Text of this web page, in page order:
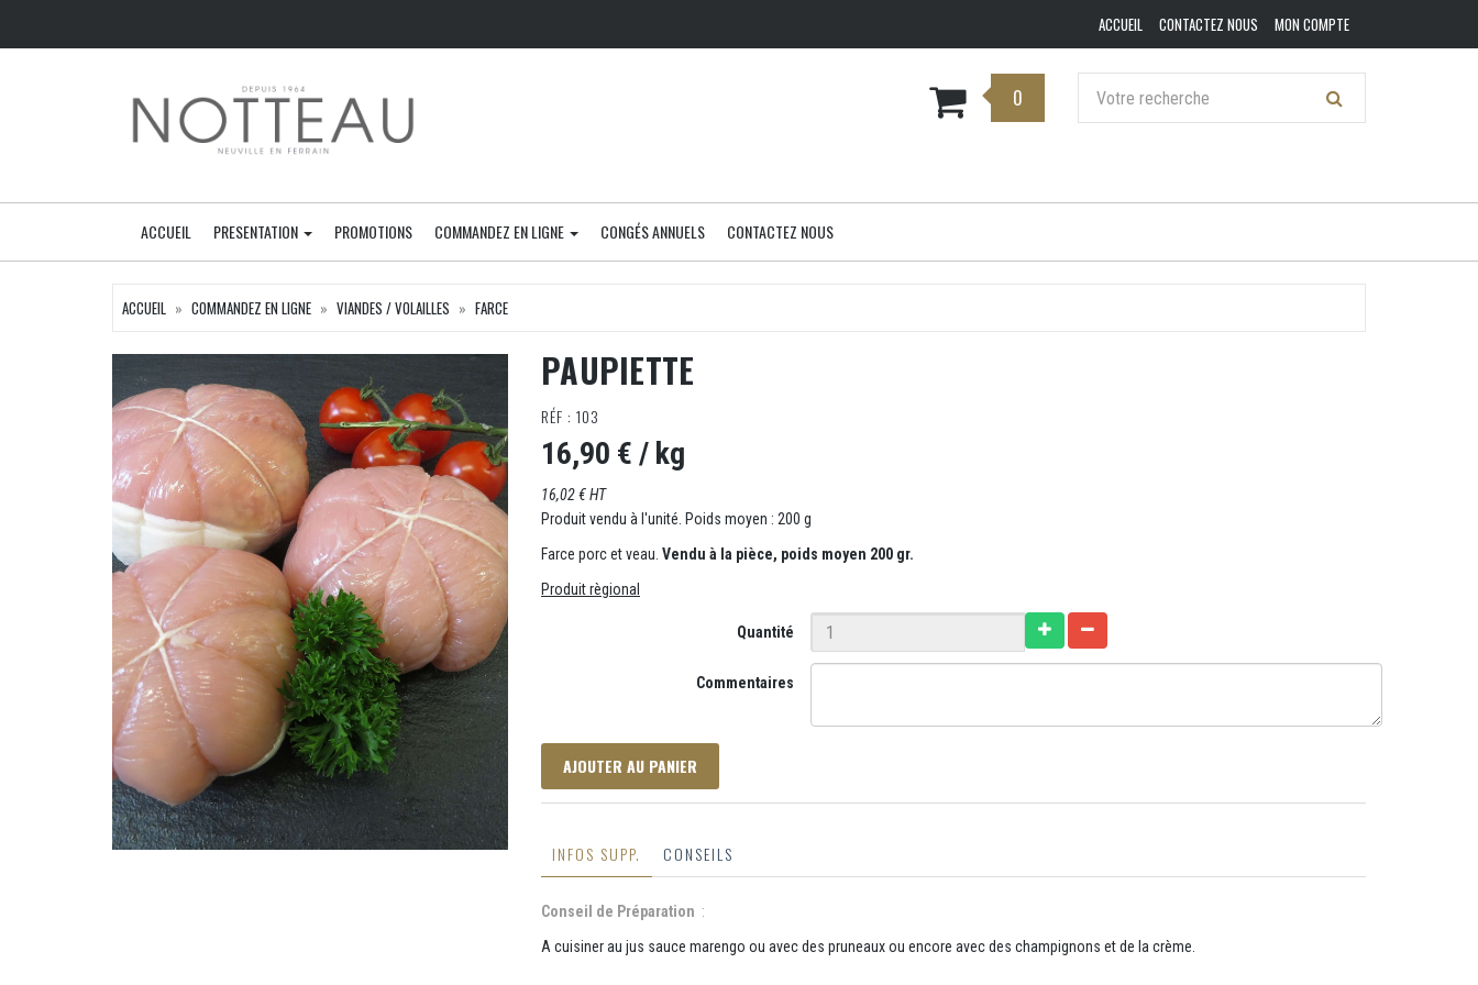
ACCUEIL CONTACTEZ NOUS MON COMPTE
0
ACCUEIL PRESENTATION PROMOTIONS COMMANDEZ EN LIGNE CONGÉS ANNUELS CONTACTEZ NOUS
ACCUEIL COMMANDEZ EN LIGNE VIANDES / VOLAILLES FARCE
PAUPIETTE
RÉF : 103
16,90 € / kg
16,02 € HT
Produit vendu à l'unité. Poids moyen : 200 g
Farce porc et veau. Vendu à la pièce, poids moyen 200 gr.
Produit règional
Quantité
Commentaires
AJOUTER AU PANIER
INFOS SUPP. CONSEILS
Conseil de Préparation :
A cuisiner au jus sauce marengo ou avec des pruneaux ou encore avec des champignons et de la crème.